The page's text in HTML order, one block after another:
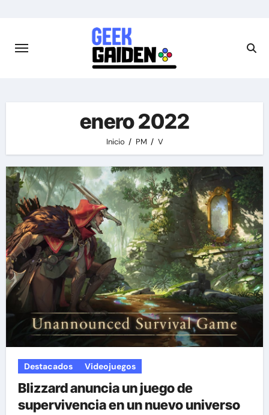
contenido
enero 2022
Inicio PM V
Destacados Videojuegos
Blizzard anuncia un juego de
supervivencia en un nuevo universo